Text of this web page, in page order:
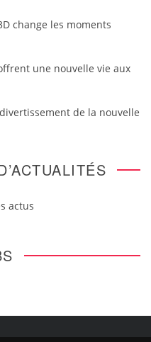
change les moments
une nouvelle vie aux
de la nouvelle
actus